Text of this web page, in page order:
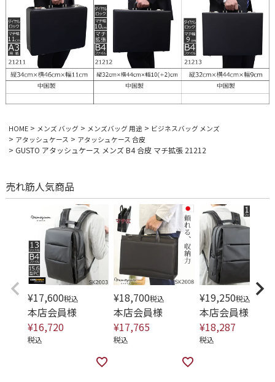
HOME メンズ バッグ メンズバッグ 用途
ビジネスバッグ メンズ
アタッシュケース
アタッシュケース 合皮
GUSTO アタッシュケース メンズ B4 合皮 マチ拡張 21212
売れ筋人気商品
¥17,600税込
本店会員様
¥16,720
税込
¥18,700税込
本店会員様
¥17,765
税込
¥19,250税込
本店会員様
¥18,287
税込